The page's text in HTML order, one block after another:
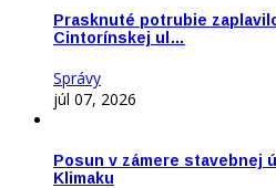
Prasknuté potrubie
Cintorínskej ul…
Správy
júl 07, 2026
Posun v zámere stavebnej
Klimaku